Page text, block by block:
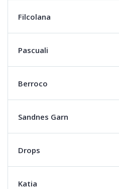
Filcolana
Pascuali
Berroco
Sandnes Garn
Drops
Katia